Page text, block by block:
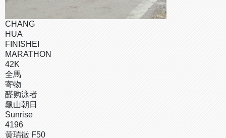
CHANG
HUA
FINISHEI
MARATHON
42K
全馬
寄物
醛购泳者
龜山朝日
Sunrise
4196
黄瑞徵 F50